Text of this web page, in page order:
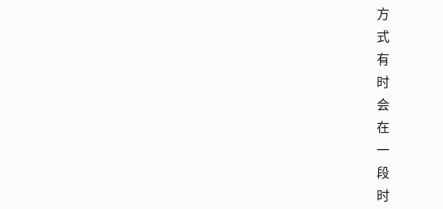
方
式
有
时
会
在
一
段
时